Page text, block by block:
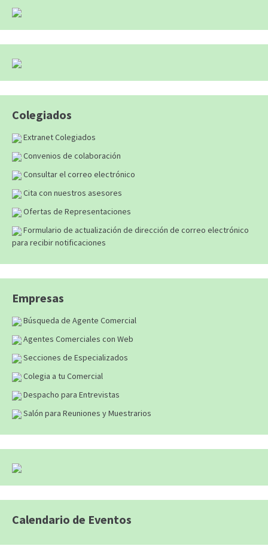
Colegiados
Extranet Colegiados
Convenios de colaboración
Consultar el correo electrónico
Cita con nuestros asesores
Ofertas de Representaciones
Formulario de actualización de dirección de correo electrónico
para recibir notificaciones
Empresas
Búsqueda de Agente Comercial
Agentes Comerciales con Web
Secciones de Especializados
Colegia a tu Comercial
Despacho para Entrevistas
Salón para Reuniones y Muestrarios
Calendario de Eventos